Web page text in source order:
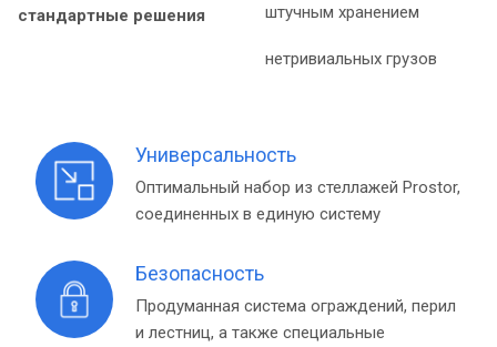
стандартные решения
штучным хранением
нетривиальных грузов
Универсальность
Оптимальный набор из стеллажей Prostor,
соединенных в единую систему
Безопасность
Продуманная система ограждений, перил
и лестниц, а также специальные